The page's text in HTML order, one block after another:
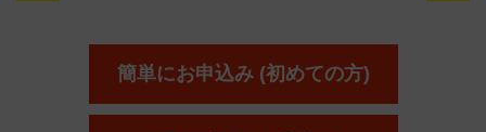
簡単にお申込み (初めての方)